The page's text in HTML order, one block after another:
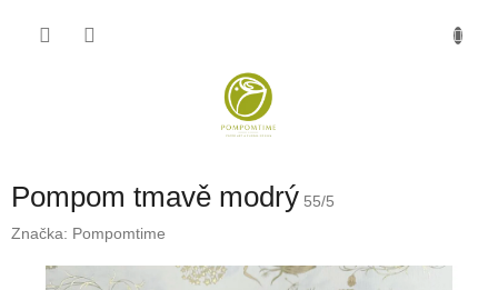
Pompom tmavě modrý 55/5
Značka: Pompomtime